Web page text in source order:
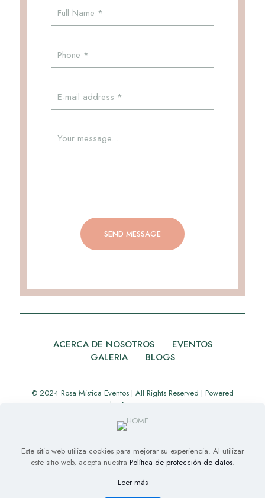
ACERCA DE NOSOTROS
EVENTOS
GALERIA
BLOGS
© 2024 Rosa Mistica Eventos | All Rights Reserved | Powered
by
Appverse
Este sitio web utiliza cookies para mejorar su experiencia. Al utilizar
este sitio web, acepta nuestra Política de protección de datos.
Leer más